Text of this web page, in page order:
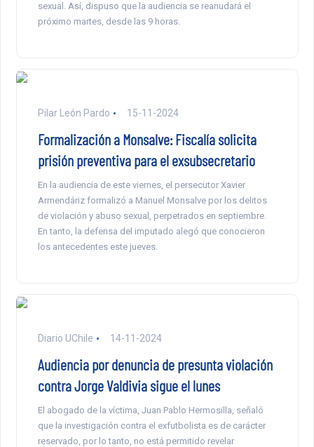
sexual. Así, dispuso que la audiencia se reanudará el
próximo martes, desde las 9 horas.
Pilar León Pardo 15-11-2024
Formalización a Monsalve: Fiscalía solicita
prisión preventiva para el exsubsecretario
En la audiencia de este viernes, el persecutor Xavier
Armendáriz formalizó a Manuel Monsalve por los delitos
de violación y abuso sexual, perpetrados en septiembre.
En tanto, la defensa del imputado alegó que conocieron
los antecedentes este jueves.
Diario UChile 14-11-2024
Audiencia por denuncia de presunta violación
contra Jorge Valdivia sigue el lunes
El abogado de la víctima, Juan Pablo Hermosilla, señaló
que la investigación contra el exfutbolista es de carácter
reservado, por lo tanto, no está permitido revelar